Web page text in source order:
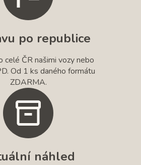
po republice
celé ČR našimi vozy nebo
Od 1 ks daného formátu
ZDARMA.
náhled